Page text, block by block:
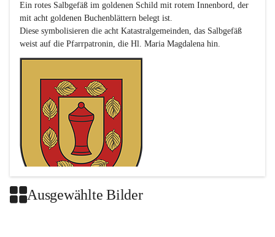
Ein rotes Salbgefäß im goldenen Schild mit rotem Innenbord, der
mit acht goldenen Buchenblättern belegt ist.
Diese symbolisieren die acht Katastralgemeinden, das Salbgefäß
Ausgewählte Bilder